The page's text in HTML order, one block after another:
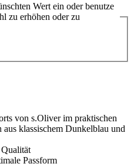
Wert ein oder benutze
zu erhöhen oder zu
von s.Oliver im praktischen
klassischem Dunkelblau und
Passform